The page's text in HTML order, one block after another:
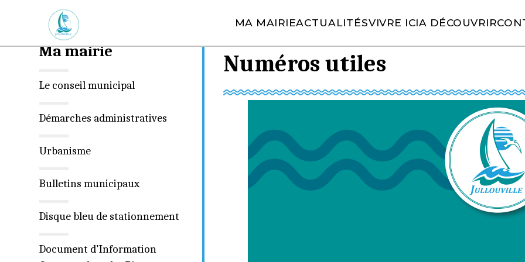
MA MAIRIEACTUALITÉSVIVRE ICIA DÉCOUVRIR
Ma mairie
Le conseil municipal
Démarches administratives
Urbanisme
Bulletins municipaux
Disque bleu de stationnement
Document d’Information
Numéros utiles